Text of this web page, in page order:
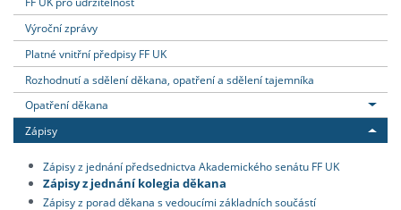
Výroční zprávy
Platné vnitřní předpisy FF UK
Rozhodnutí a sdělení děkana, opatření a sdělení tajemníka
Opatření děkana
Zápisy
Zápisy z jednání předsednictva Akademického senátu FF UK
Zápisy z jednání kolegia děkana
Zápisy z porad děkana s vedoucími základních součástí